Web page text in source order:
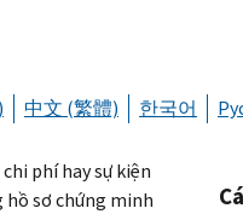
中文 (繁體) 한국어
phí hay sự kiện
sơ chứng minh